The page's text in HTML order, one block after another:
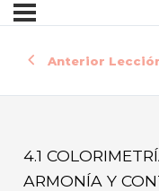
Anterior
4.1
ARMONÍA Y